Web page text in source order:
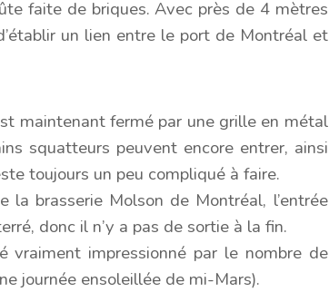
faite de briques. Avec près de 4 mètres
un lien entre le port de Montréal et
maintenant fermé par une grille en métal
squatteurs peuvent encore entrer, ainsi
toujours un peu compliqué à faire.
brasserie Molson de Montréal, l’entrée
donc il n’y a pas de sortie à la fin.
vraiment impressionné par le nombre de
journée ensoleillée de mi-Mars).